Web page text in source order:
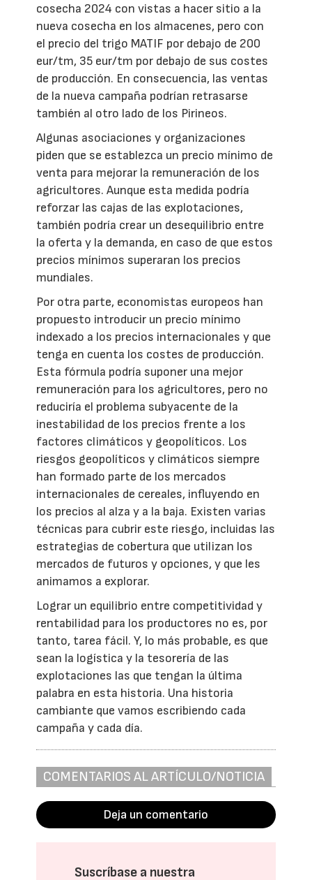
cosecha 2024 con vistas a hacer sitio a la
nueva cosecha en los almacenes, pero con
el precio del trigo MATIF por debajo de 200
eur/tm, 35 eur/tm por debajo de sus costes
de producción. En consecuencia, las ventas
de la nueva campaña podrían retrasarse
también al otro lado de los Pirineos.
Algunas asociaciones y organizaciones
piden que se establezca un precio mínimo de
venta para mejorar la remuneración de los
agricultores. Aunque esta medida podría
reforzar las cajas de las explotaciones,
también podría crear un desequilibrio entre
la oferta y la demanda, en caso de que estos
precios mínimos superaran los precios
mundiales.
Por otra parte, economistas europeos han
propuesto introducir un precio mínimo
indexado a los precios internacionales y que
tenga en cuenta los costes de producción.
Esta fórmula podría suponer una mejor
remuneración para los agricultores, pero no
reduciría el problema subyacente de la
inestabilidad de los precios frente a los
factores climáticos y geopolíticos. Los
riesgos geopolíticos y climáticos siempre
han formado parte de los mercados
internacionales de cereales, influyendo en
los precios al alza y a la baja. Existen varias
técnicas para cubrir este riesgo, incluidas las
estrategias de cobertura que utilizan los
mercados de futuros y opciones, y que les
animamos a explorar.
Lograr un equilibrio entre competitividad y
rentabilidad para los productores no es, por
tanto, tarea fácil. Y, lo más probable, es que
sean la logística y la tesorería de las
explotaciones las que tengan la última
palabra en esta historia. Una historia
cambiante que vamos escribiendo cada
campaña y cada día.
COMENTARIOS AL ARTÍCULO/NOTICIA
Deja un comentario
Suscríbase a nuestra